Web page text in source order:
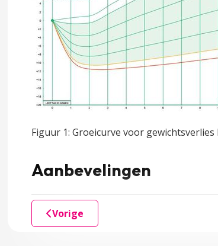
Figuur 1: Groeicurve voor
Aanbevelingen
Vorige